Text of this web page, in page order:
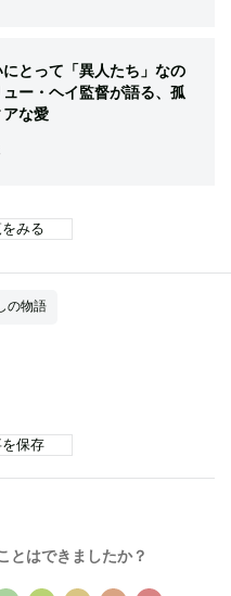
とって「異人たち」なの
ー・ヘイ監督が語る、孤
な愛
みる
の物語
を保存
とはできましたか？